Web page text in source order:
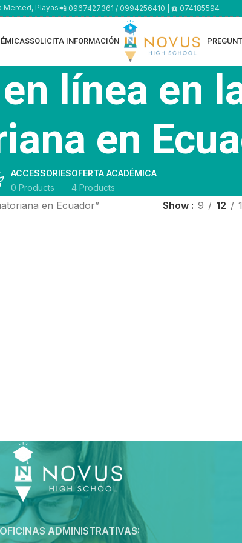
Merced, Playas📲 0967427361 / 0994256410 | ☎️ 074185594
SOLICITA INFORMACIÓN
línea en
en
ACCESSORIES
0 Products
OFERTA ACADÉMICA
4 Products
en Ecuador” Show 9 12
OFICINAS ADMINISTRATIVAS: